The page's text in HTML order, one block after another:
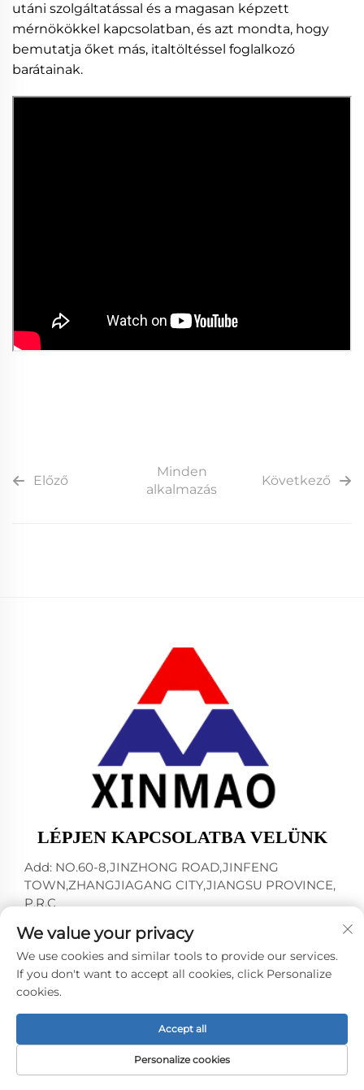
utáni szolgáltatással és a magasan képzett
mérnökökkel kapcsolatban, és azt mondta, hogy
bemutatja őket más, italtöltéssel foglalkozó
barátainak.
Előző
Minden
alkalmazás
Következő
LÉPJEN KAPCSOLATBA VELÜNK
Add: NO.60-8,JINZHONG ROAD,JINFENG
TOWN,ZHANGJIAGANG CITY,JIANGSU PROVINCE,
P.R.C
Telefon:+86-13145032343
E-mail:[email protected]
Copyright © 2024 ZHANGJIAGANG CITY XINMAO
DRINK MACHINERY CO.,LTD. -
We value your privacy
We use cookies and similar tools to provide our services.
If you don't want to accept all cookies, click Personalize
cookies.
Personalize cookies
Accept all